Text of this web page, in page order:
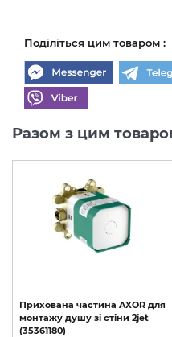
Поділіться цим товаром :
Разом з цим
Прихована частина AXOR для
монтажу душу зі стіни 2jet
(35361180)